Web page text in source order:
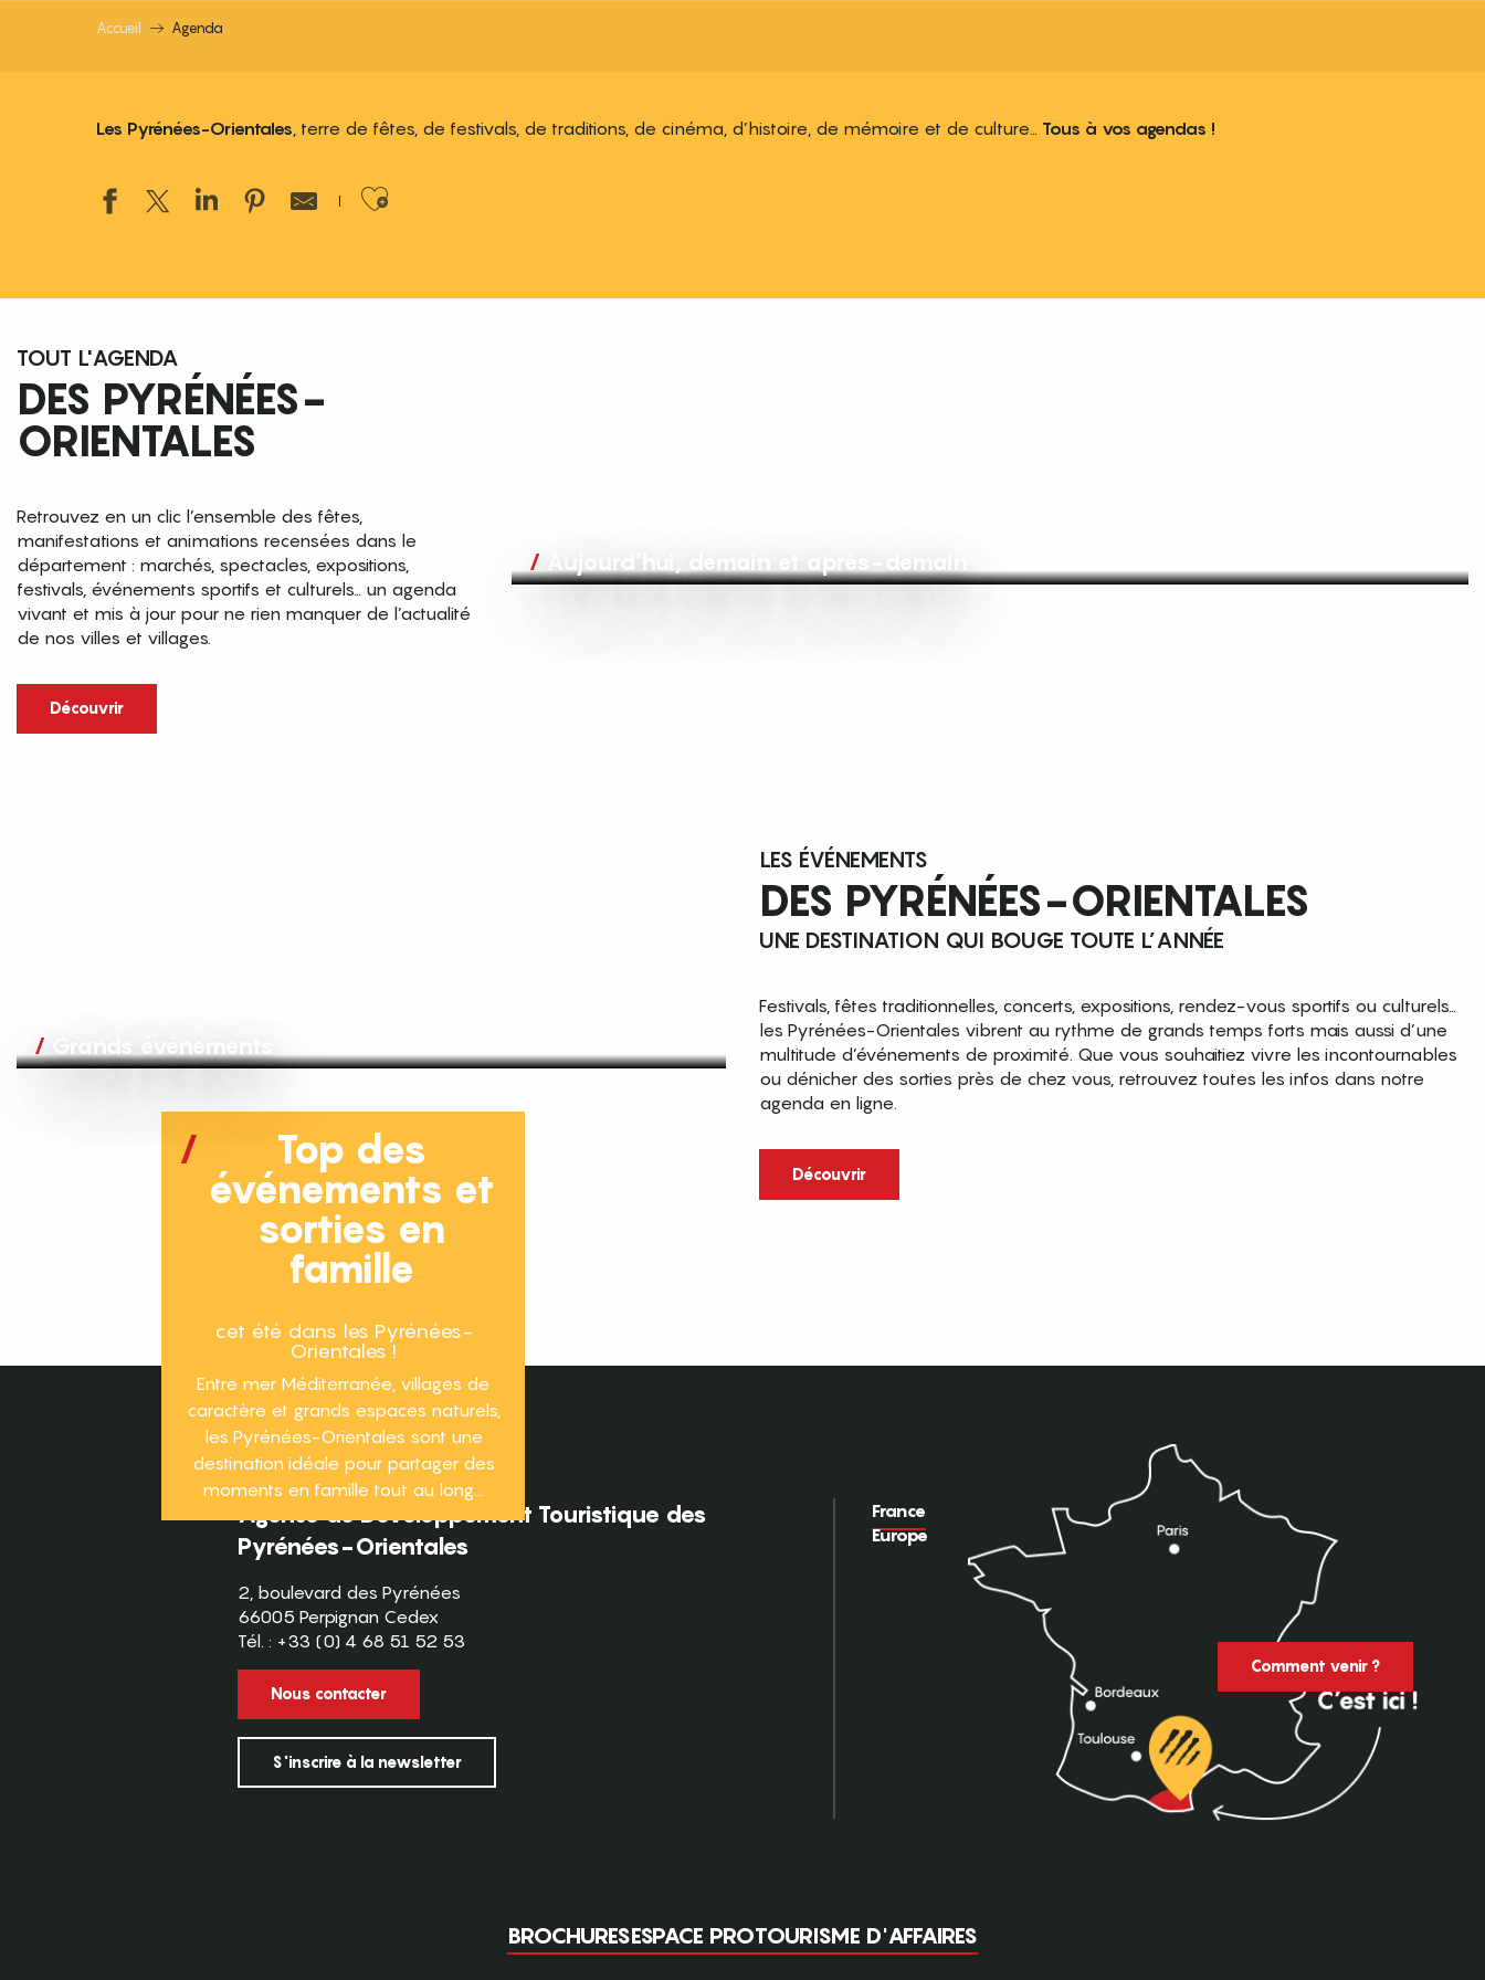
Accueil Agenda
Les Pyrénées-Orientales, terre de fêtes, de festivals, de traditions, de cinéma, d’histoire, de mémoire et de culture… Tous à vos agendas !
Ajouter aux favoris
TOUT L'AGENDA
DES PYRÉNÉES-
ORIENTALES
Retrouvez en un clic l’ensemble des fêtes,
manifestations et animations recensées dans le
département : marchés, spectacles, expositions,
festivals, événements sportifs et culturels… un agenda
vivant et mis à jour pour ne rien manquer de l’actualité
de nos villes et villages.
Découvrir
Aujourd’hui, demain et après-demain
Grands événements
LES ÉVÉNEMENTS
DES PYRÉNÉES-ORIENTALES
UNE DESTINATION QUI BOUGE TOUTE L’ANNÉE
Festivals, fêtes traditionnelles, concerts, expositions, rendez-vous sportifs ou culturels…
les Pyrénées-Orientales vibrent au rythme de grands temps forts mais aussi d’une
multitude d’événements de proximité. Que vous souhaitiez vivre les incontournables
ou dénicher des sorties près de chez vous, retrouvez toutes les infos dans notre
agenda en ligne.
Découvrir
Top des
événements et
sorties en
famille
cet été dans les Pyrénées-
Orientales !
Entre mer Méditerranée, villages de
caractère et grands espaces naturels,
les Pyrénées-Orientales sont une
destination idéale pour partager des
moments en famille tout au long...
Agence de Développement Touristique des
Pyrénées-Orientales
2, boulevard des Pyrénées
66005 Perpignan Cedex
Tél. : +33 (0) 4 68 51 52 53
Nous contacter
S'inscrire à la newsletter
France
Europe
Comment venir ?
BROCHURESESPACE PROTOURISME D'AFFAIRES